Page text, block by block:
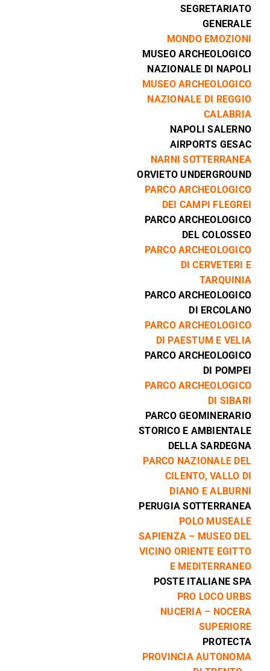
SEGRETARIATO
GENERALE
MONDO EMOZIONI
MUSEO ARCHEOLOGICO
NAZIONALE DI NAPOLI
MUSEO ARCHEOLOGICO
NAZIONALE DI REGGIO
CALABRIA
NAPOLI SALERNO
AIRPORTS GESAC
NARNI SOTTERRANEA
ORVIETO UNDERGROUND
PARCO ARCHEOLOGICO
DEI CAMPI FLEGREI
PARCO ARCHEOLOGICO
DEL COLOSSEO
PARCO ARCHEOLOGICO
DI CERVETERI E
TARQUINIA
PARCO ARCHEOLOGICO
DI ERCOLANO
PARCO ARCHEOLOGICO
DI PAESTUM E VELIA
PARCO ARCHEOLOGICO
DI POMPEI
PARCO ARCHEOLOGICO
DI SIBARI
PARCO GEOMINERARIO
STORICO E AMBIENTALE
DELLA SARDEGNA
PARCO NAZIONALE DEL
CILENTO, VALLO DI
DIANO E ALBURNI
PERUGIA SOTTERRANEA
POLO MUSEALE
SAPIENZA – MUSEO DEL
VICINO ORIENTE EGITTO
E MEDITERRANEO
POSTE ITALIANE SPA
PRO LOCO URBS
NUCERIA – NOCERA
SUPERIORE
PROTECTA
PROVINCIA AUTONOMA